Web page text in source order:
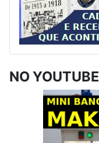
NO YOUTUBE